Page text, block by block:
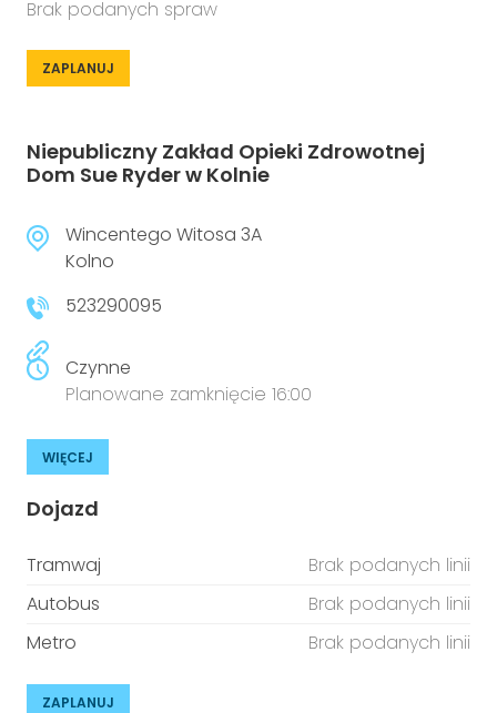
Brak podanych spraw
ZAPLANUJ
Niepubliczny Zakład Opieki Zdrowotnej
Dom Sue Ryder w Kolnie
Wincentego Witosa 3A
Kolno
523290095
Czynne
Planowane zamknięcie 16:00
WIĘCEJ
Dojazd
Tramwaj
Brak podanych linii
Autobus
Brak podanych linii
Metro
Brak podanych linii
ZAPLANUJ